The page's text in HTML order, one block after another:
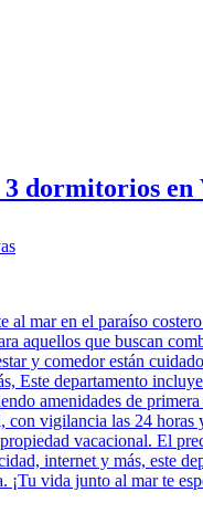
dormitorios en
al mar en el paraíso
aquellos que buscan
y comedor están
Este departamento
amenidades de
vigilancia las 24 horas
vacacional. El
internet y más, este
¡Tu vida junto al mar te